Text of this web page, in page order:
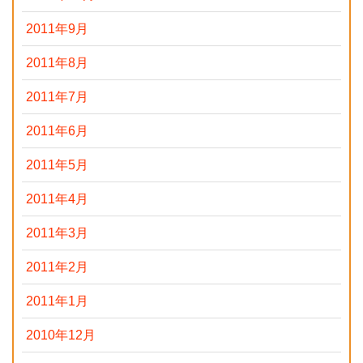
2011年9月
2011年8月
2011年7月
2011年6月
2011年5月
2011年4月
2011年3月
2011年2月
2011年1月
2010年12月